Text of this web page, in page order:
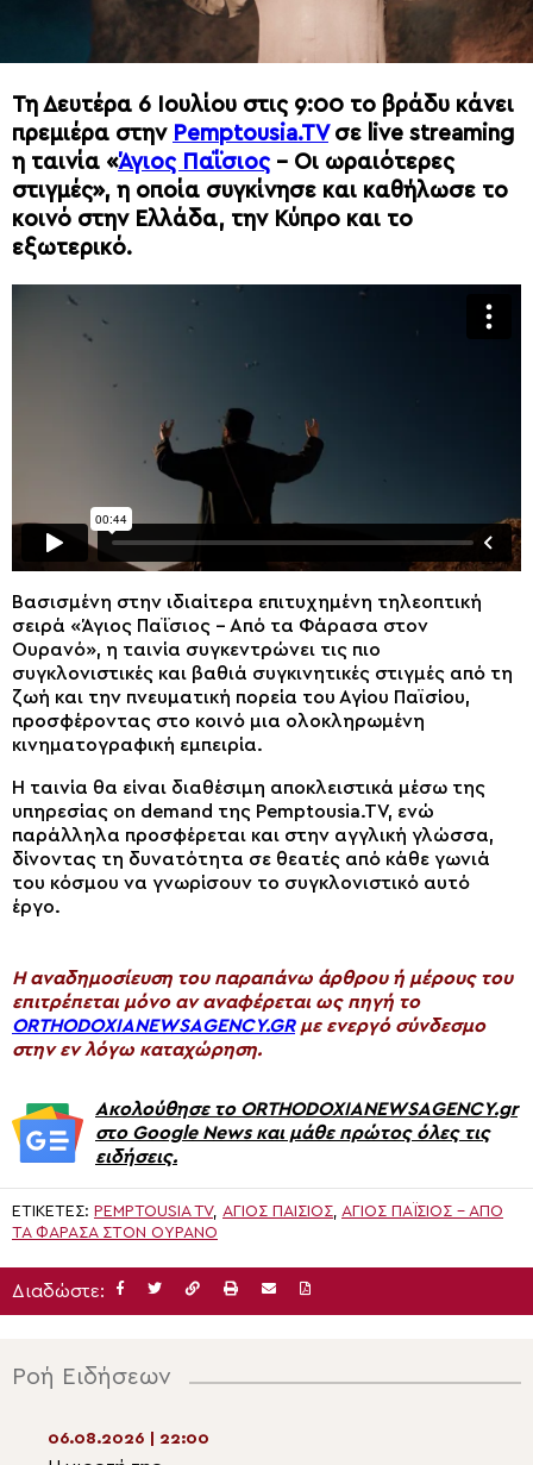
Τη Δευτέρα 6 Ιουλίου στις 9:00 το βράδυ κάνει
πρεμιέρα στην Pemptousia.TVσε live streaming
η ταινία «Άγιος Παΐσιος – Οι ωραιότερες
στιγμές», η οποία συγκίνησε και καθήλωσε το
κοινό στην Ελλάδα, την Κύπρο και το
εξωτερικό.
Βασισμένη στην ιδιαίτερα επιτυχημένη τηλεοπτική
σειρά «Άγιος Παΐσιος – Από τα Φάρασα στον
Ουρανό», η ταινία συγκεντρώνει τις πιο
συγκλονιστικές και βαθιά συγκινητικές στιγμές από τη
ζωή και την πνευματική πορεία του Αγίου Παϊσίου,
προσφέροντας στο κοινό μια ολοκληρωμένη
κινηματογραφική εμπειρία.
Η ταινία θα είναι διαθέσιμη αποκλειστικά μέσω της
υπηρεσίας on demand της Pemptousia.TV, ενώ
παράλληλα προσφέρεται και στην αγγλική γλώσσα,
δίνοντας τη δυνατότητα σε θεατές από κάθε γωνιά
του κόσμου να γνωρίσουν το συγκλονιστικό αυτό
έργο.
H αναδημοσίευση του παραπάνω άρθρου ή μέρους του
επιτρέπεται μόνο αν αναφέρεται ως πηγή το
ORTHODOXIANEWSAGENCY.GRμε ενεργό σύνδεσμο
στην εν λόγω καταχώρηση.
Ακολούθησε το ORTHODOXIANEWSAGENCY.gr
στο Google News και μάθε πρώτος όλες τις
ειδήσεις.
ΕΤΙΚΈΤΕΣ: PEMPTOUSIA TV, ΑΓΙΟΣ ΠΑΊΣΙΟΣ, ΆΓΙΟΣ ΠΑΪ́ΣΙΟΣ - ΑΠΌ
ΤΑ ΦΆΡΑΣΑ ΣΤΟΝ ΟΥΡΑΝΌ
Διαδώστε:
Ροή Ειδήσεων
06.08.2026 | 22:00